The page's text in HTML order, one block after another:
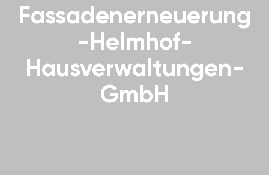
Fassadenerneuerung
-Helmhof-
Hausverwaltungen-
GmbH